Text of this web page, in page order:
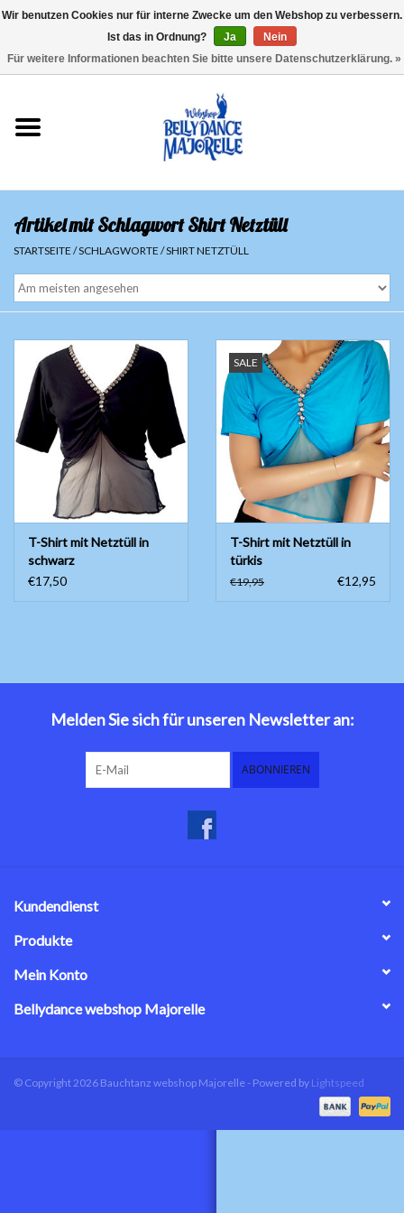
Sale
Sets
Oberteile
Röcke und Hosen
Hüfttücher
Schleier
Bauchtanzkostüme
Zubehör
Tribal dance
Schmuck
Artikel mit Schlagwort Shirt Netztüll
STARTSEITE /SCHLAGWORTE /SHIRT NETZTÜLL
T-Shirt mit Netztüll in
schwarz
€17,50
SALE
T-Shirt mit Netztüll in
türkis
€19,95 €12,95
Melden Sie sich für unseren Newsletter an:
ABONNIEREN
Kundendienst
Produkte
Mein Konto
Bellydance webshop Majorelle
© Copyright 2026 Bauchtanz webshop Majorelle - Powered by Lightspeed
Wir benutzen Cookies nur für interne Zwecke um den Webshop zu verbessern.
Ist das in Ordnung?
Ja
Nein
Für weitere Informationen beachten Sie bitte unsere Datenschutzerklärung. »